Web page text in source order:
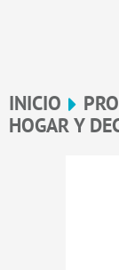
INICIO
HOGAR Y